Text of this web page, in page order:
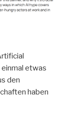
etwas
den
haben